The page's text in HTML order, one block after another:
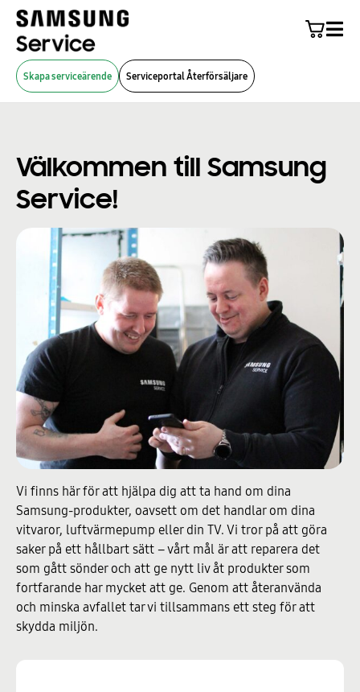
Skapa serviceärende Serviceportal Återförsäljare
Välkommen till Samsung
Service!
Vi finns här för att hjälpa dig att ta hand om dina
Samsung-produkter, oavsett om det handlar om dina
vitvaror, luftvärmepump eller din TV. Vi tror på att göra
saker på ett hållbart sätt – vårt mål är att reparera det
som gått sönder och att ge nytt liv åt produkter som
fortfarande har mycket att ge. Genom att återanvända
och minska avfallet tar vi tillsammans ett steg för att
skydda miljön.